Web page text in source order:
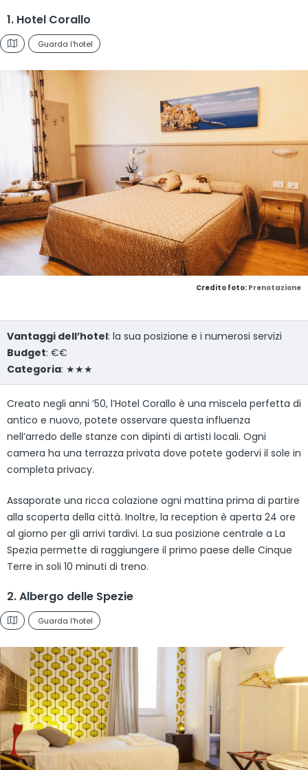
1. Hotel Corallo
Guarda l'hotel
Credito foto: Prenotazione
Vantaggi dell’hotel: la sua posizione e i numerosi servizi
Budget: €€
Categoria: ★★★
Creato negli anni ’50, l’Hotel Corallo è una miscela perfetta di
antico e nuovo, potete osservare questa influenza
nell’arredo delle stanze con dipinti di artisti locali. Ogni
camera ha una terrazza privata dove potete godervi il sole in
completa privacy.
Assaporate una ricca colazione ogni mattina prima di partire
alla scoperta della città. Inoltre, la reception è aperta 24 ore
al giorno per gli arrivi tardivi. La sua posizione centrale a La
Spezia permette di raggiungere il primo paese delle Cinque
Terre in soli 10 minuti di treno.
2. Albergo delle Spezie
Guarda l'hotel